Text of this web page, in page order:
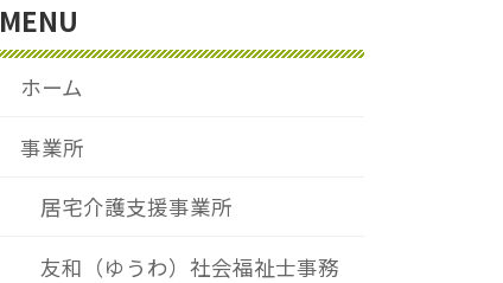
MENU
ホーム
事業所
居宅介護支援事業所
友和（ゆうわ）社会福祉士事務